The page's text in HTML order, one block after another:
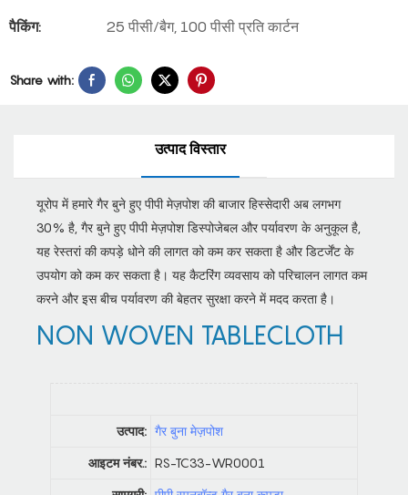
पैकिंग:
25 पीसी/बैग, 100 पीसी प्रति कार्टन
Share with:
उत्पाद विस्तार
यूरोप में हमारे गैर बुने हुए पीपी मेज़पोश की बाजार हिस्सेदारी अब लगभग
30% है, गैर बुने हुए पीपी मेज़पोश डिस्पोजेबल और पर्यावरण के अनुकूल है,
यह रेस्तरां की कपड़े धोने की लागत को कम कर सकता है और डिटर्जेंट के
उपयोग को कम कर सकता है। यह कैटरिंग व्यवसाय को परिचालन लागत कम
करने और इस बीच पर्यावरण की बेहतर सुरक्षा करने में मदद करता है।
NON WOVEN TABLECLOTH
उत्पाद: गैर बुना मेज़पोश
आइटम नंबर.: RS-TC33-WR0001